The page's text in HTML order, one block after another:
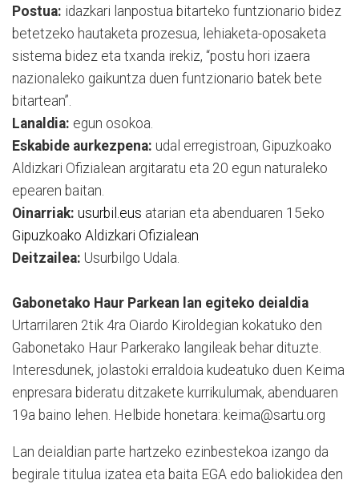
Postua: idazkari lanpostua bitarteko funtzionario bidez
betetzeko hautaketa prozesua, lehiaketa-oposaketa
sistema bidez eta txanda irekiz, “postu hori izaera
nazionaleko gaikuntza duen funtzionario batek bete
bitartean”.
Lanaldia: egun osokoa.
Eskabide aurkezpena: udal erregistroan, Gipuzkoako
Aldizkari Ofizialean argitaratu eta 20 egun naturaleko
epearen baitan.
Oinarriak: usurbil.eus atarian eta abenduaren 15eko
Gipuzkoako Aldizkari Ofizialean
Deitzailea: Usurbilgo Udala.
Gabonetako Haur Parkean lan egiteko deialdia
Urtarrilaren 2tik 4ra Oiardo Kiroldegian kokatuko den
Gabonetako Haur Parkerako langileak behar dituzte.
Interesdunek, jolastoki erraldoia kudeatuko duen Keima
enpresara bideratu ditzakete kurrikulumak, abenduaren
19a baino lehen. Helbide honetara: keima@sartu.org
Lan deialdian parte hartzeko ezinbestekoa izango da
begirale titulua izatea eta baita EGA edo baliokidea den